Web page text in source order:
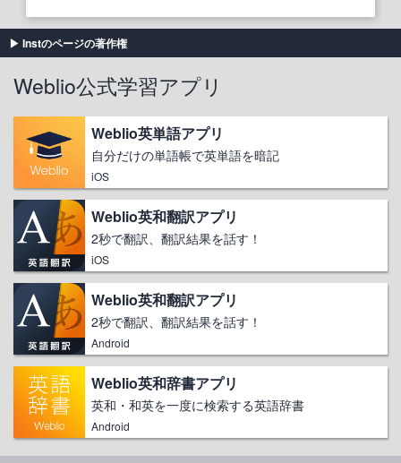
Instのページの著作権
Weblio公式学習アプリ
Weblio英単語アプリ
自分だけの単語帳で英単語を暗記
iOS
Weblio英和翻訳アプリ
2秒で翻訳、翻訳結果を話す！
iOS
Weblio英和翻訳アプリ
2秒で翻訳、翻訳結果を話す！
Android
Weblio英和辞書アプリ
英和・和英を一度に検索する英語辞書
Android